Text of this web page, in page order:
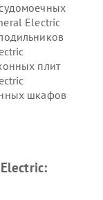
Electric
плит
шкафов